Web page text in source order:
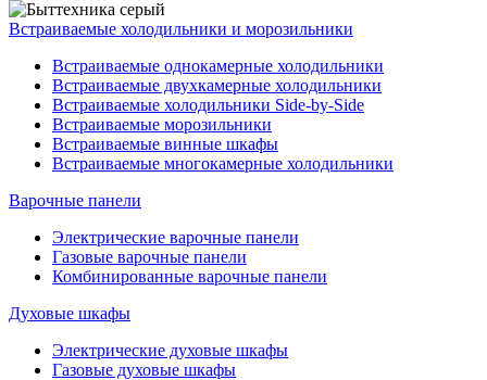
Встраиваемые холодильники и морозильники
Встраиваемые однокамерные холодильники
Встраиваемые двухкамерные холодильники
Встраиваемые холодильники Side-by-Side
Встраиваемые морозильники
Встраиваемые винные шкафы
Встраиваемые многокамерные холодильники
Варочные панели
Электрические варочные панели
Газовые варочные панели
Комбинированные варочные панели
Духовые шкафы
Электрические духовые шкафы
Газовые духовые шкафы